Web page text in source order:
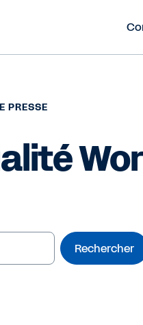
PRESSE
Rechercher